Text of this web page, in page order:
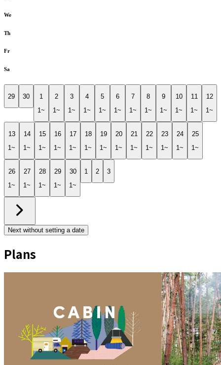
We
Th
Fr
Sa
29 30
1
1~
2
1~
3
1~
4
1~
5
1~
6
1~
7
1~
8
1~
9
1~
10
1~
11
1~
12
1~
13
1~
14
1~
15
1~
16
1~
17
1~
18
1~
19
1~
20
1~
21
1~
22
1~
23
1~
24
1~
25
1~
26
1~
27
1~
28
1~
29
1~
30
1~
1 2 3
Next without setting a date
Plans